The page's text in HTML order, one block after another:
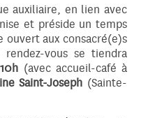
auxiliaire, en lien avec
et préside un temps
ouvert aux consacré(e)s
vous se tiendra
10h (avec accueil-café à
Saint-Joseph (Sainte-